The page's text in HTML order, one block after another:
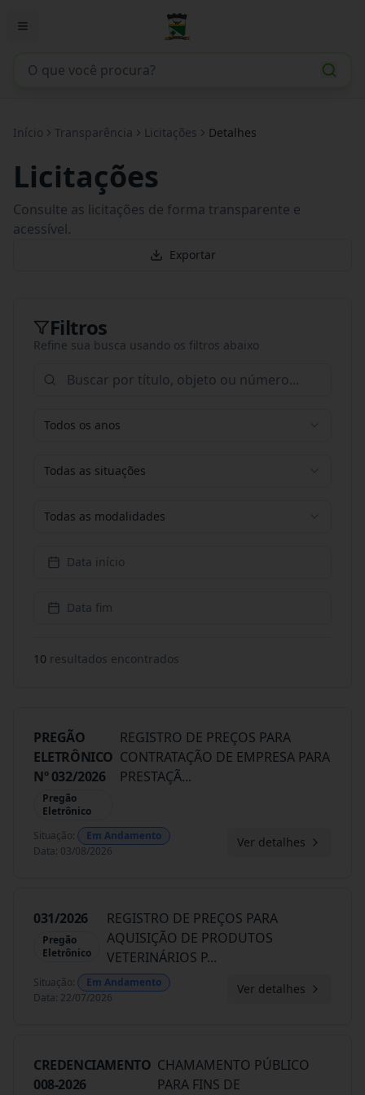
Início Transparência Licitações Detalhes
Licitações
Consulte as licitações de forma transparente e
acessível.
Exportar
Filtros
Refine sua busca usando os filtros abaixo
Todos os anos
Todas as situações
Todas as modalidades
Data início
Data fim
10 resultados encontrados
PREGÃO
ELETRÔNICO
Nº 032/2026
Pregão
Eletrônico
REGISTRO DE PREÇOS PARA
CONTRATAÇÃO DE EMPRESA PARA
PRESTAÇÃ...
Situação:
Em Andamento
Data: 03/08/2026
Ver detalhes
031/2026
Pregão
Eletrônico
REGISTRO DE PREÇOS PARA
AQUISIÇÃO DE PRODUTOS
VETERINÁRIOS P...
Situação:
Em Andamento
Data: 22/07/2026
Ver detalhes
CREDENCIAMENTO
008-2026
CHAMAMENTO PÚBLICO
PARA FINS DE